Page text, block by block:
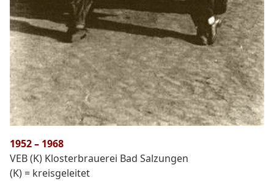
1952 – 1968
VEB (K) Klosterbrauerei Bad Salzungen
(K) = kreisgeleitet